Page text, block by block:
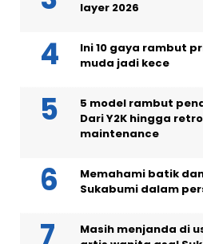
layer 2026
Ini 10 gaya rambut
muda jadi kece
5 model rambut
Dari Y2K hingga
maintenance
Memahami batik
Sukabumi dalam
Masih menjanda di